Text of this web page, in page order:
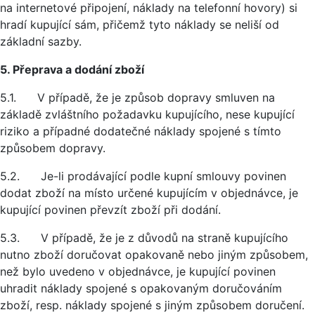
na internetové připojení, náklady na telefonní hovory) si
hradí kupující sám, přičemž tyto náklady se neliší od
základní sazby.
5. Přeprava a dodání zboží
5.1. V případě, že je způsob dopravy smluven na
základě zvláštního požadavku kupujícího, nese kupující
riziko a případné dodatečné náklady spojené s tímto
způsobem dopravy.
5.2. Je-li prodávající podle kupní smlouvy povinen
dodat zboží na místo určené kupujícím v objednávce, je
kupující povinen převzít zboží při dodání.
5.3. V případě, že je z důvodů na straně kupujícího
nutno zboží doručovat opakovaně nebo jiným způsobem,
než bylo uvedeno v objednávce, je kupující povinen
uhradit náklady spojené s opakovaným doručováním
zboží, resp. náklady spojené s jiným způsobem doručení.